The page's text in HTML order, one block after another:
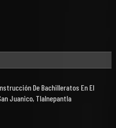
De Bachilleratos En El
Juanico, Tlalnepantla